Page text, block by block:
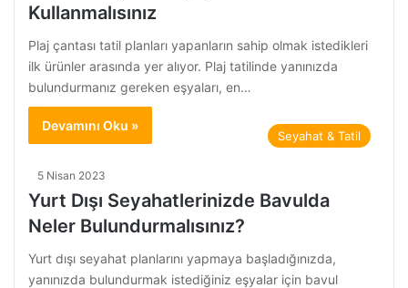
Kullanmalısınız
Plaj çantası tatil planları yapanların sahip olmak istedikleri
ilk ürünler arasında yer alıyor. Plaj tatilinde yanınızda
bulundurmanız gereken eşyaları, en…
Devamını Oku »
Seyahat & Tatil
5 Nisan 2023
Yurt Dışı Seyahatlerinizde Bavulda
Neler Bulundurmalısınız?
Yurt dışı seyahat planlarını yapmaya başladığınızda,
yanınızda bulundurmak istediğiniz eşyalar için bavul